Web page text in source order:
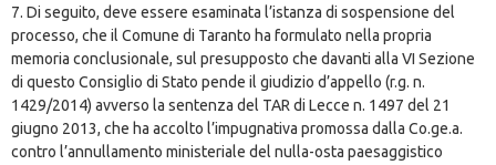
7. Di seguito, deve essere esaminata l’istanza di sospensione del
processo, che il Comune di Taranto ha formulato nella propria
memoria conclusionale, sul presupposto che davanti alla VI Sezione
di questo Consiglio di Stato pende il giudizio d’appello (r.g. n.
1429/2014) avverso la sentenza del TAR di Lecce n. 1497 del 21
giugno 2013, che ha accolto l’impugnativa promossa dalla Co.ge.a.
contro l’annullamento ministeriale del nulla-osta paesaggistico